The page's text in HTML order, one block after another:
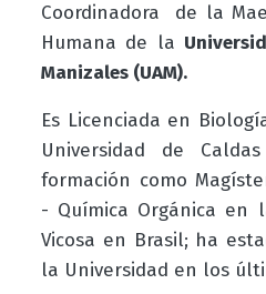
Coordinadora
de la
Humana de la
Manizales (UAM).
Es Licenciada en
Universidad de
formación como
- Química Orgánica en
Vicosa en Brasil; ha
la Universidad en los